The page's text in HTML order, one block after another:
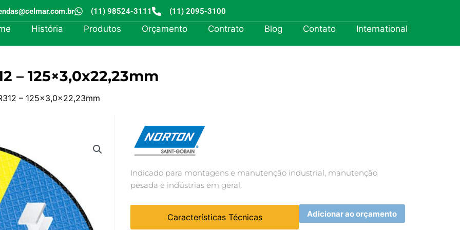
(11) 98524-3111 (11) 2095-3100
História Produtos Orçamento Contrato Blog Contato International
– 125×3,0x22,23mm
– 125×3,0x22,23mm
Indicado para montagens e manutenção industrial, manutenção
pesada e indústrias em geral.
Características Técnicas Adicionar ao orçamento